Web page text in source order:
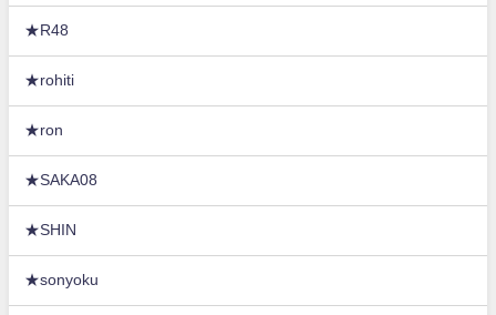
★R48
★rohiti
★ron
★SAKA08
★SHIN
★sonyoku